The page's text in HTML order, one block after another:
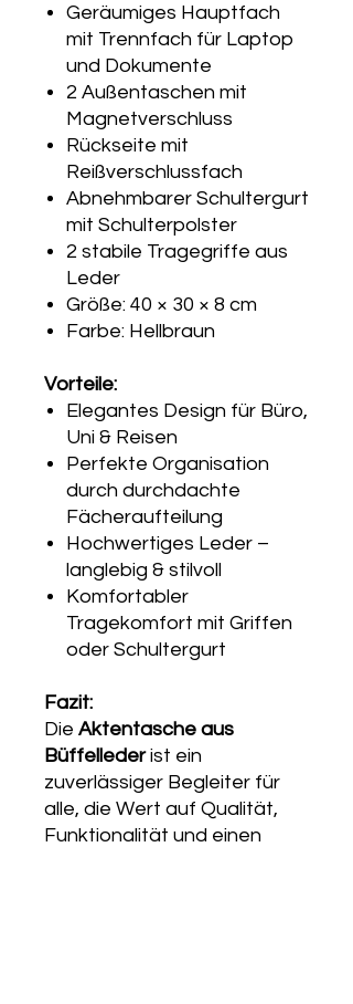
Geräumiges Hauptfach
mit Trennfach für Laptop
und Dokumente
2 Außentaschen mit
Magnetverschluss
Rückseite mit
Reißverschlussfach
Abnehmbarer Schultergurt
mit Schulterpolster
2 stabile Tragegriffe aus
Leder
Größe: 40 × 30 × 8 cm
Farbe: Hellbraun
Vorteile:
Elegantes Design für Büro,
Uni & Reisen
Perfekte Organisation
durch durchdachte
Fächeraufteilung
Hochwertiges Leder –
langlebig & stilvoll
Komfortabler
Tragekomfort mit Griffen
oder Schultergurt
Fazit:
Die Akten­tasche aus
Büffellederist ein
zuverlässiger Begleiter für
alle, die Wert auf Qualität,
Funktionalität und einen